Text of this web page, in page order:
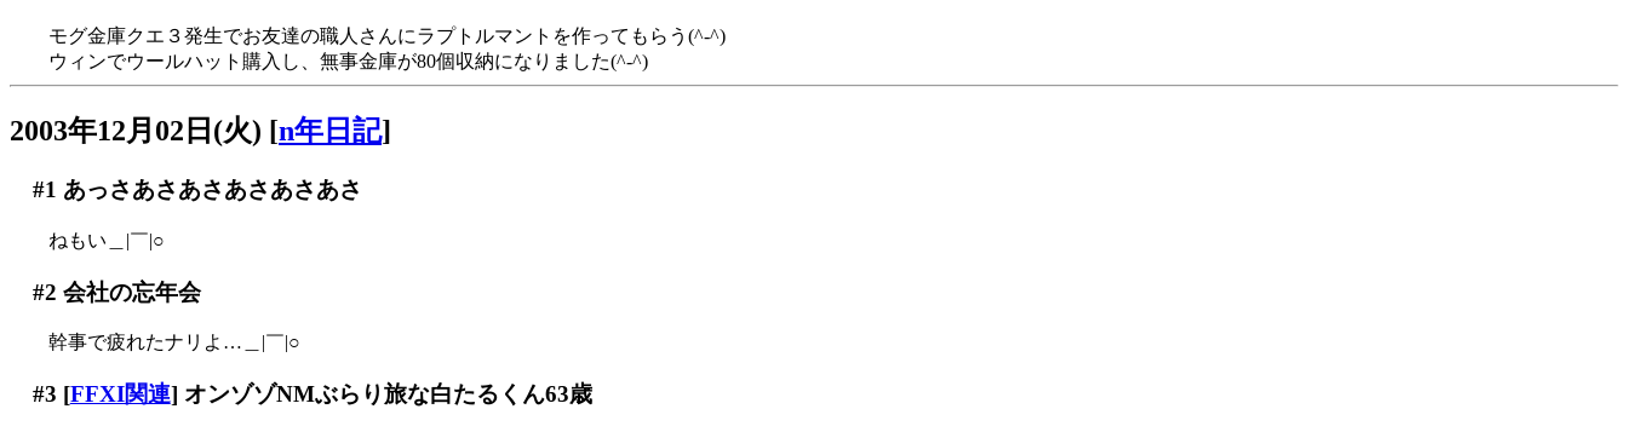
モグ金庫クエ３発生でお友達の職人さんにラプトルマントを作ってもらう(^-^)
ウィンでウールハット購入し、無事金庫が80個収納になりました(^-^)
2003年12月02日(火) [n年日記]
#1 あっさあさあさあさあさあさ
ねもい＿|￣|○
#2 会社の忘年会
幹事で疲れたナリよ…＿|￣|○
#3 [FFXI関連] オンゾゾNMぶらり旅な白たるくん63歳